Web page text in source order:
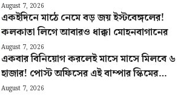
August 7, 2026
একইদিনে মাঠে নেমে বড় জয় ইস্টবেঙ্গলের!
কলকাতা লিগে আবারও ধাক্কা মোহনবাগানের
August 7, 2026
একবার বিনিয়োগ করলেই মাসে মাসে মিলবে ৬
হাজার! পোস্ট অফিসের এই বাম্পার স্কিমের
হিসাব বুঝুন
August 7, 2026